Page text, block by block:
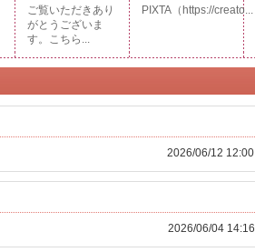
ご覧いただきあり
がとうございま
す。こちら...
PIXTA（https://creato...
2026/06/12 12:00
2026/06/04 14:16